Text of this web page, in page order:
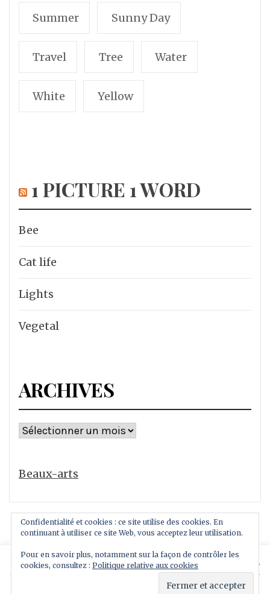
Summer Sunny Day
Travel Tree Water
White Yellow
1 PICTURE 1 WORD
Bee
Cat life
Lights
Vegetal
ARCHIVES
Archives
Beaux-arts
Copyright All rights reserved
This website uses cookies to improve your experience.
Confidentialité et cookies : ce site utilise des cookies. En
continuant à utiliser ce site Web, vous acceptez leur utilisation.
Pour en savoir plus, notamment sur la façon de contrôler les
cookies, consultez : Politique relative aux cookies